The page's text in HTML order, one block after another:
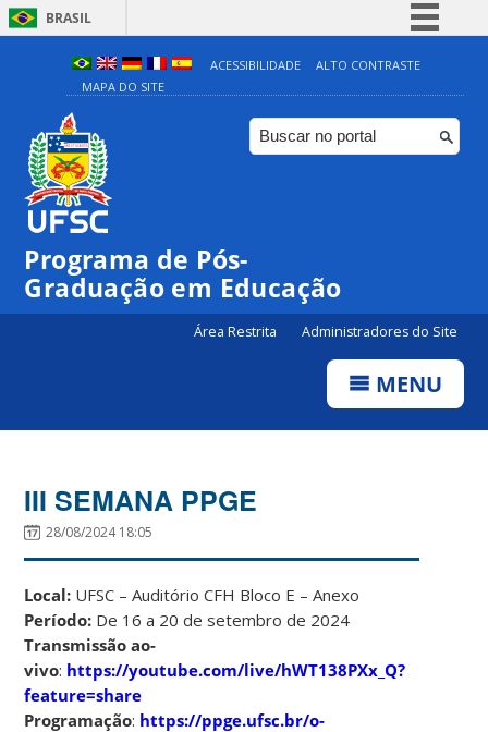
BRASIL
Simplifique!
Comunica BR
Participe
ACESSIBILIDADE
ALTO CONTRASTE
MAPA DO SITE
Programa de Pós-
Graduação em Educação
Área Restrita Administradores do Site
MENU
III SEMANA PPGE
28/08/2024 18:05
Local: UFSC – Auditório CFH Bloco E – Anexo
Período: De 16 a 20 de setembro de 2024
Transmissão ao-
vivo: https://youtube.com/live/hWT138PXx_Q?
feature=share
Programação: https://ppge.ufsc.br/o-